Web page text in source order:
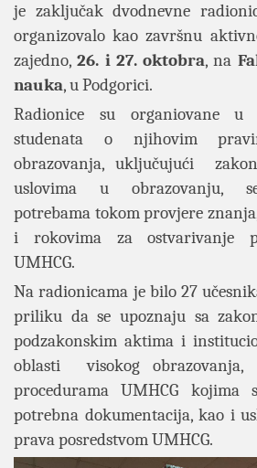
je zaključak dvodnevne
organizovalo kao završnu
zajedno,26. i 27. oktobra, na
nauka, u Podgorici.
Radionice su organiovane u
studenata o njihovim
obrazovanja, uključujući
uslovima u obrazovanju,
potrebama tokom provjere
i rokovima za ostvarivanje
UMHCG.
Na radionicama je bilo 27
priliku da se upoznaju sa
podzakonskim aktima i
oblasti visokog
procedurama UMHCG kojima
potrebna dokumentacija, kao i
prava posredstvom UMHCG.